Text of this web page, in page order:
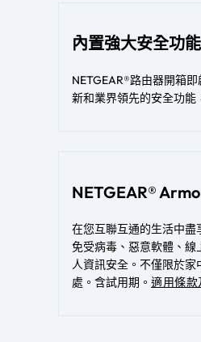
內置強大安全功能
NETGEAR®路由器開箱
新和業界領先的安全功
NETGEAR®
在您互聯互通的生活中
免受病毒、惡意軟體、
人資訊安全。不僅限於
處。含試用期。 適用條款